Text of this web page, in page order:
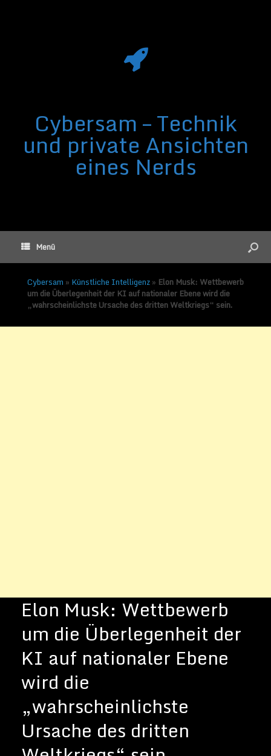
Cybersam – Technik
und private Ansichten
eines Nerds
Menü
Cybersam » Künstliche Intelligenz» Elon Musk: Wettbewerb
um die Überlegenheit der KI auf nationaler Ebene wird die
„wahrscheinlichste Ursache des dritten Weltkriegs“ sein.
OnInnovation
KI geht in den Krieg